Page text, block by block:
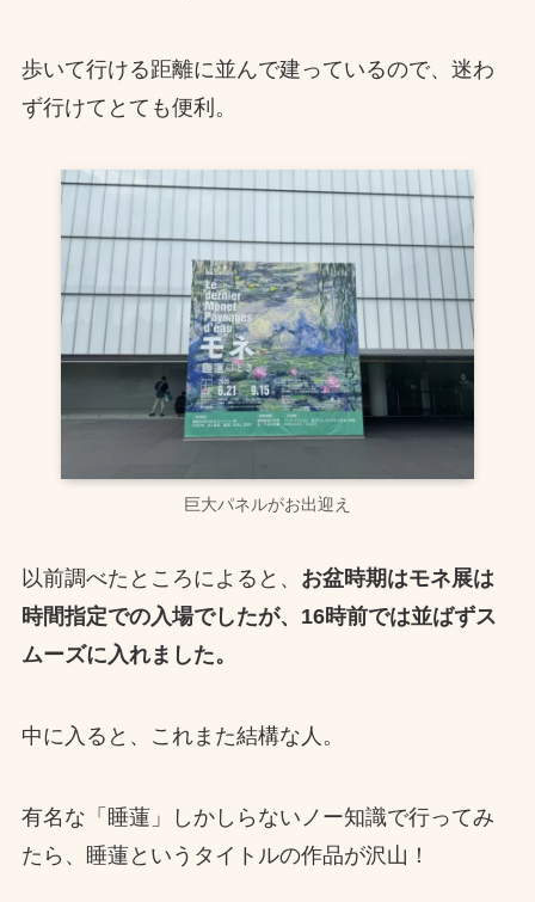
歩いて行ける距離に並んで建っているので、迷わ
ず行けてとても便利。
巨大パネルがお出迎え
以前調べたところによると、 お盆時期はモネ展は
時間指定での入場でしたが、16時前では並ばずス
ムーズに入れました。
中に入ると、これまた結構な人。
有名な「睡蓮」しかしらないノー知識で行ってみ
たら、睡蓮というタイトルの作品が沢山！